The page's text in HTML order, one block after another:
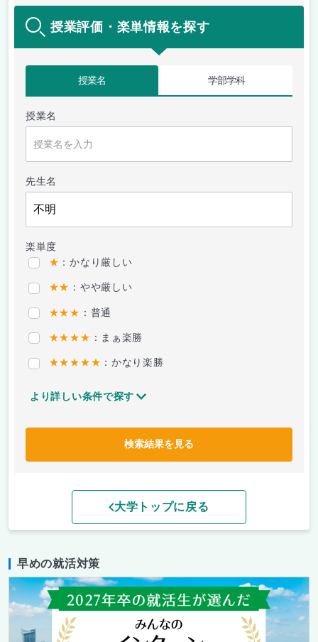
授業評価・楽単情報を探す
授業名 学部学科
授業名
先生名
楽単度
★ ：かなり厳しい
★★ ：やや厳しい
★★★ ：普通
★★★★ ：まぁ楽勝
★★★★★ ：かなり楽勝
より詳しい条件で探す
検索結果を見る
大学トップに戻る
早めの就活対策